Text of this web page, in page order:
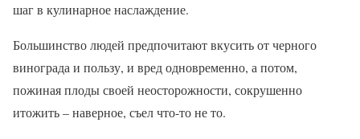
шаг в кулинарное наслаждение.
Большинство людей предпочитают вкусить от черного
винограда и пользу, и вред одновременно, а потом,
пожиная плоды своей неосторожности, сокрушенно
итожить – наверное, съел что-то не то.